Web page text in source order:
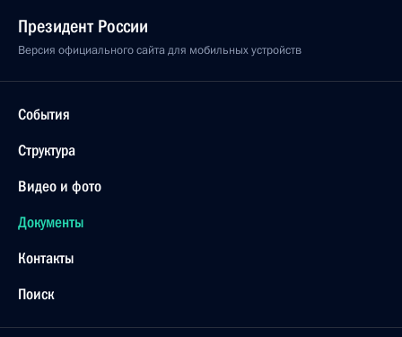
Президент России
Версия официального сайта для мобильных устройств
События
Структура
Видео и фото
Документы
Контакты
Поиск